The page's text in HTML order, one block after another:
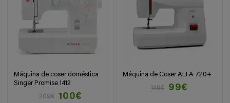
Máquina de coser doméstica
Singer Promise 1412
209€
100€
Máquina de Coser ALFA 720+
149€
99€